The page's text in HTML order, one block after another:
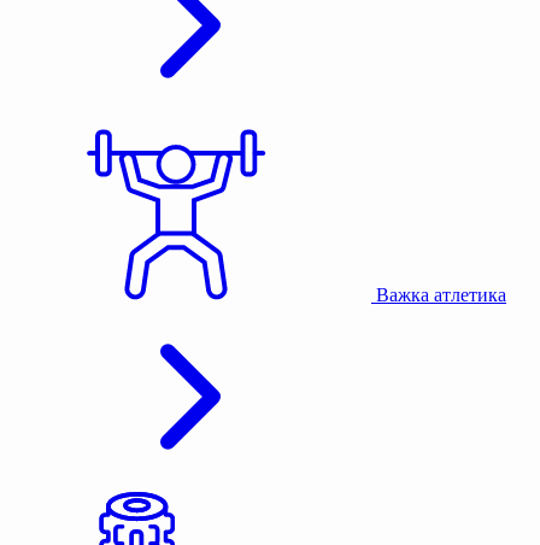
Важка атлетика